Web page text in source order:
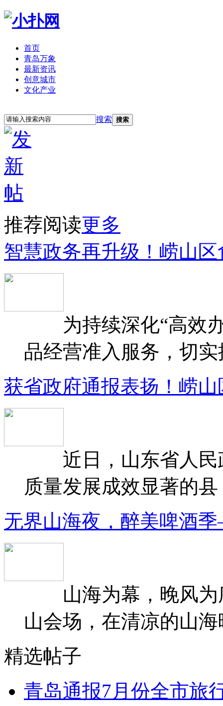
首页
青岛万象
最新资讯
创意城市
文化产业
搜索 搜索
推荐阅读更多
智慧政务再升级！崂山
为持续深化“高效办
品经营准入服务，切
获省政府通报表扬！崂
近日，山东省人民
质量发展成效显著的
无界山海夜，醉美啤酒
山海为幕，晚风为
山会场，在清凉的山
精选帖子
青岛通报7月份全市旅